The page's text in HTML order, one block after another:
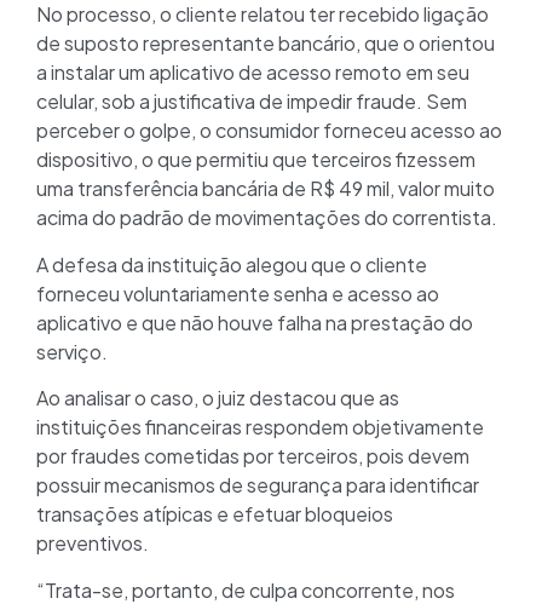
No processo, o cliente relatou ter recebido ligação
de suposto representante bancário, que o orientou
a instalar um aplicativo de acesso remoto em seu
celular, sob a justificativa de impedir fraude. Sem
perceber o golpe, o consumidor forneceu acesso ao
dispositivo, o que permitiu que terceiros fizessem
uma transferência bancária de R$ 49 mil, valor muito
acima do padrão de movimentações do correntista.
A defesa da instituição alegou que o cliente
forneceu voluntariamente senha e acesso ao
aplicativo e que não houve falha na prestação do
serviço.
Ao analisar o caso, o juiz destacou que as
instituições financeiras respondem objetivamente
por fraudes cometidas por terceiros, pois devem
possuir mecanismos de segurança para identificar
transações atípicas e efetuar bloqueios
preventivos.
“Trata-se, portanto, de culpa concorrente, nos